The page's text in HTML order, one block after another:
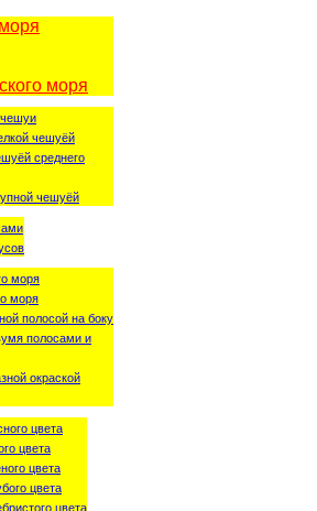
моря
чешуёй
среднего
чешуёй
моря
моря
полосой на боку
полосами и
окраской
цвета
цвета
цвета
цвета
цвета